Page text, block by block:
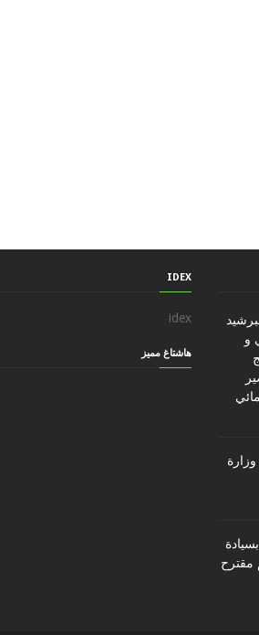
و
مقترح
IDEX
idex
هاشتاغ مميز